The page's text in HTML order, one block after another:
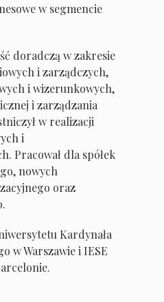
w segmencie
doradczą w zakresie
i zarządczych,
i wizerunkowych,
i zarządzania
w realizacji
i
Pracował dla spółek
nowych
oraz
Kardynała
w Warszawie i IESE